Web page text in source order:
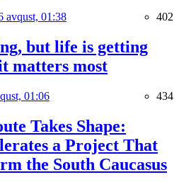
avqust, 01:38 402
but life is getting
matters most
01:06 434
Takes Shape:
a Project That
the South Caucasus